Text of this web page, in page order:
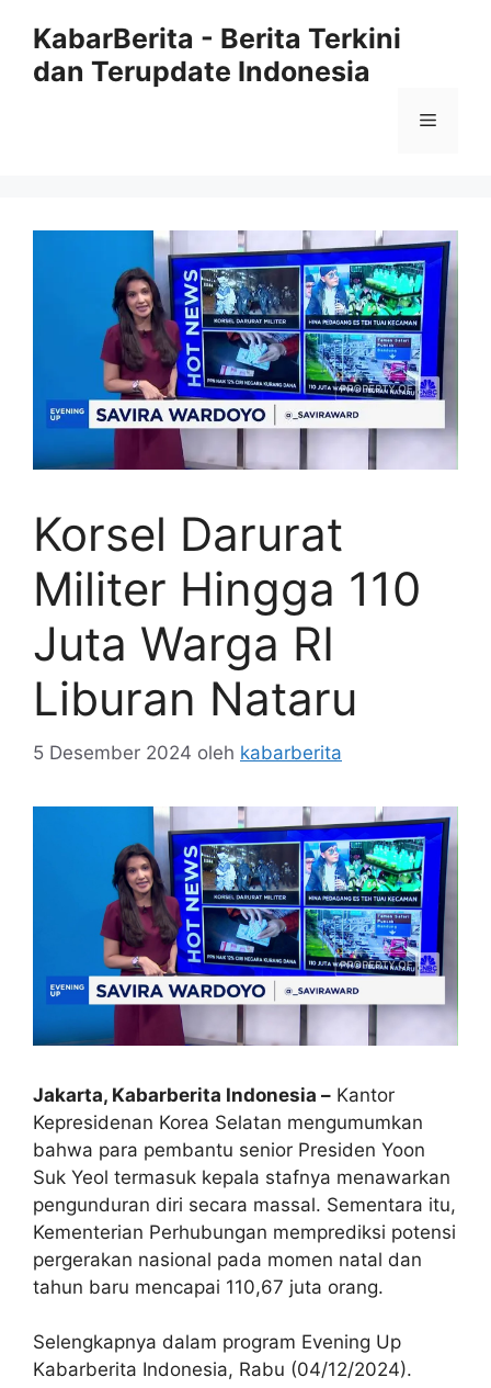
KabarBerita - Berita Terkini
dan Terupdate Indonesia
Menu
Korsel Darurat
Militer Hingga 110
Juta Warga RI
Liburan Nataru
5 Desember 2024 oleh kabarberita
Jakarta, Kabarberita Indonesia – Kantor
Kepresidenan Korea Selatan mengumumkan
bahwa para pembantu senior Presiden Yoon
Suk Yeol termasuk kepala stafnya menawarkan
pengunduran diri secara massal. Sementara itu,
Kementerian Perhubungan memprediksi potensi
pergerakan nasional pada momen natal dan
tahun baru mencapai 110,67 juta orang.
Selengkapnya dalam program Evening Up
Kabarberita Indonesia, Rabu (04/12/2024).